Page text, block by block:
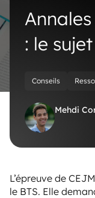
Annales
: le sujet
Conseils
Mehdi
L’épreuve de
le BTS. Elle